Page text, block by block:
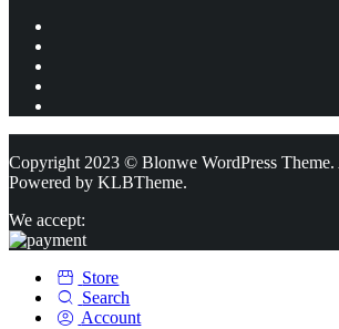
Copyright 2023 © Blonwe WordPress Theme.
Powered by KLBTheme.
We accept:
Store
Search
Account